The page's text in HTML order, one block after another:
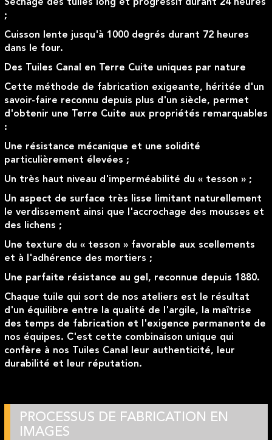
Séchage des tuiles long et progressif durant 24 heures
;
Cuisson lente jusqu'à 1000 degrés durant 72 heures
dans le four.
Des Tuiles Canal en Terre Cuite uniques par nature
Cette méthode de fabrication exigeante, héritée d'un
savoir-faire reconnu depuis plus d'un siècle, permet
d'obtenir une Terre Cuite aux propriétés remarquables
:
Une résistance mécanique et une solidité
particulièrement élevées ;
Un très haut niveau d'imperméabilité du « tesson » ;
Un aspect de surface très lisse limitant naturellement
le verdissement ainsi que l'accrochage des mousses et
des lichens ;
Une texture du « tesson » favorable aux scellements
et à l'adhérence des mortiers ;
Une parfaite résistance au gel, reconnue depuis 1880.
Chaque tuile qui sort de nos ateliers est le résultat
d'un équilibre entre la qualité de l'argile, la maîtrise
des temps de fabrication et l'exigence permanente de
nos équipes. C'est cette combinaison unique qui
confère à nos Tuiles Canal leur authenticité, leur
durabilité et leur réputation.
PROCESSUS DE FABRICATION EN
IMAGES